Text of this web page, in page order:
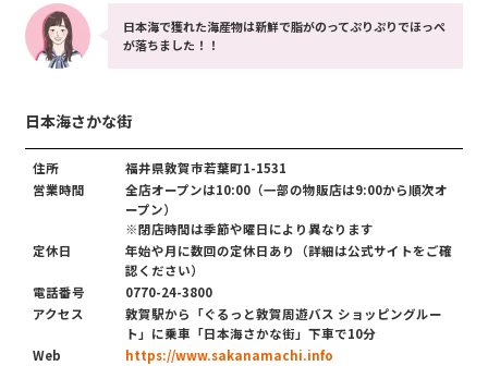
日本海で獲れた海産物は新鮮で脂がのってぷりぷりでほっぺ
が落ちました！！
日本海さかな街
住所
福井県敦賀市若葉町1-1531
営業時間
全店オープンは10:00（一部の物販店は9:00から順次オ
ープン）
※閉店時間は季節や曜日により異なります
定休日
年始や月に数回の定休日あり（詳細は公式サイトをご確
認ください）
電話番号
0770-24-3800
アクセス
敦賀駅から「ぐるっと敦賀周遊バス ショッピングルー
ト」に乗車「日本海さかな街」下車で10分
Web
https://www.sakanamachi.info